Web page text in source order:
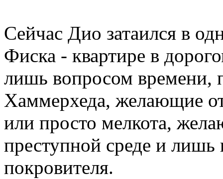
Сейчас Дио затаился в
Фиска - квартире в
лишь вопросом времени,
Хаммерхеда, желающие
или просто мелкота,
преступной среде и лишь
покровителя.